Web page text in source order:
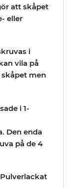
att skåpet
eller
i
vila på
men
i 1-
Den enda
på de 4